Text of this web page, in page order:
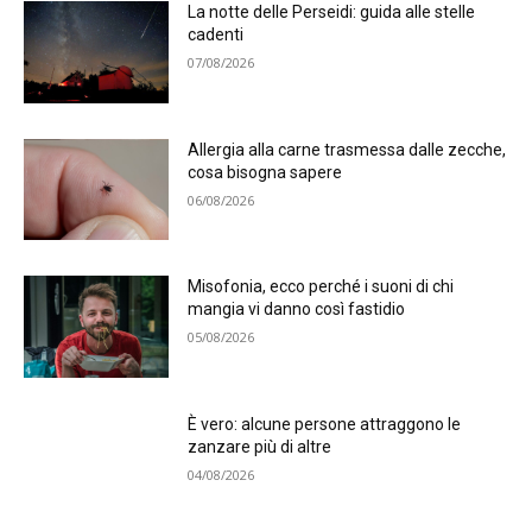
La notte delle Perseidi: guida alle stelle
cadenti
07/08/2026
Allergia alla carne trasmessa dalle zecche,
cosa bisogna sapere
06/08/2026
Misofonia, ecco perché i suoni di chi
mangia vi danno così fastidio
05/08/2026
È vero: alcune persone attraggono le
zanzare più di altre
04/08/2026